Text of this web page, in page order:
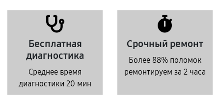
Бесплатная
диагностика
Среднее время
диагностики 20 мин
Срочный ремонт
Более 88% поломок
ремонтируем за 2 часа